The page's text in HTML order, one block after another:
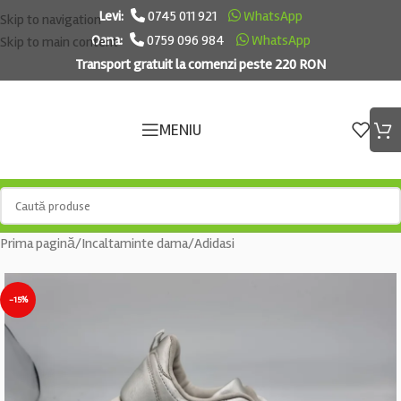
Skip to navigation
Skip to main content
Levi: 0745 011 921
WhatsApp
Oana:
0759 096 984
WhatsApp
Transport gratuit la comenzi peste 220 RON
MENIU
Prima pagină/Incaltaminte dama/Adidasi
-15%